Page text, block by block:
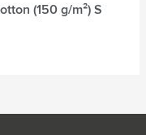
(150 g/m²) S